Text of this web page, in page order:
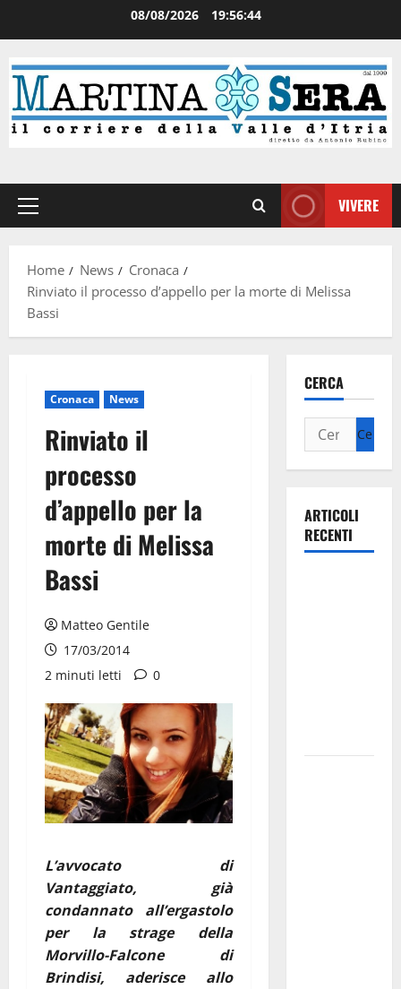
08/08/2026 19:56:45
VIVERE
Home News
Cronaca
Rinviato il processo d’appello per la morte di Melissa
Bassi
Cronaca News
Rinviato il
processo
d’appello per la
morte di Melissa
Bassi
Matteo Gentile
17/03/2014
2 minuti letti
0
L’avvocato di
Vantaggiato, già
condannato all’ergastolo
per la strage della
Morvillo-Falcone di
Brindisi, aderisce allo
CERCA
ARTICOLI
RECENTI